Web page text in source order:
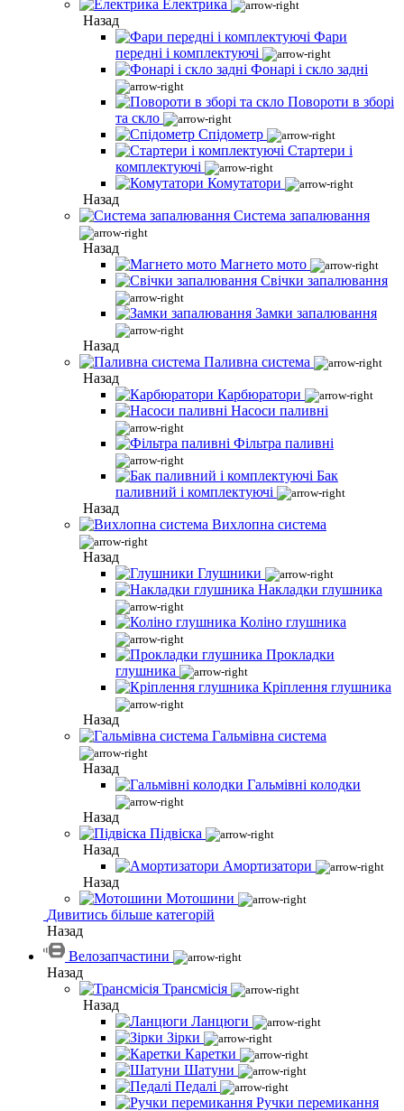
Електрика
Назад
Фари
передні і комплектуючі
Фонарі і скло задні
Повороти в зборі
та скло
Спідометр
Стартери і
комплектуючі
Комутатори
Назад
Система запалювання
Назад
Магнето мото
Свічки запалювання
Замки запалювання
Назад
Паливна система
Назад
Карбюратори
Насоси паливні
Фільтра паливні
Бак
паливний і комплектуючі
Назад
Вихлопна система
Назад
Глушники
Накладки глушника
Коліно глушника
Прокладки
глушника
Кріплення глушника
Назад
Гальмівна система
Назад
Гальмівні колодки
Назад
Підвіска
Назад
Амортизатори
Назад
Мотошини
Дивитись більше категорій
Назад
Велозапчастини
Назад
Трансмісія
Назад
Ланцюги
Зірки
Каретки
Шатуни
Педалі
Ручки перемикання